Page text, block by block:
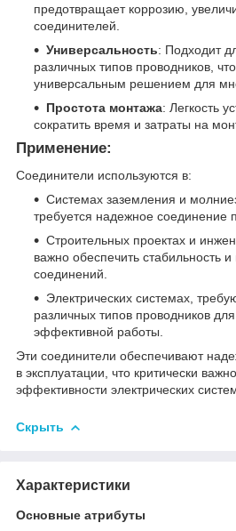
предотвращает коррозию,
соединителей.
Универсальность: Подходит
различных типов проводников,
универсальным решением для
Простота монтажа: Легкость
сократить время и затраты на
Применение:
Соединители используются в:
Системах заземления и
требуется надежное соединение
Строительных проектах и
важно обеспечить стабильность и
соединений.
Электрических системах,
различных типов проводников
эффективной работы.
Эти соединители обеспечивают
в эксплуатации, что критически
эффективности электрических
Скрыть
Характеристики
Основные атрибуты